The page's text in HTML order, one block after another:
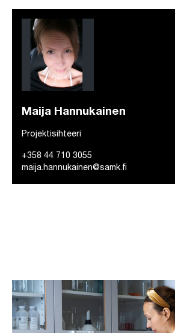
Maija Hannukainen
Projektisihteeri
+358 44 710 3055
maija.hannukainen@samk.fi